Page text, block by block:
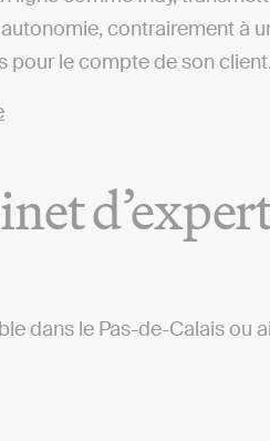
contrairement à
pour le compte de son
dans le Pas-de-Calais ou